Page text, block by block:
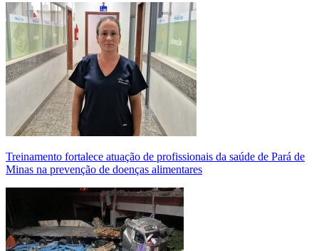
Treinamento fortalece atuação de profissionais da saúde de Pará de
Minas na prevenção de doenças alimentares